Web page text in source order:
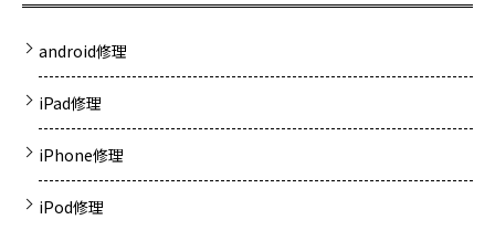
android修理
iPad修理
iPhone修理
iPod修理